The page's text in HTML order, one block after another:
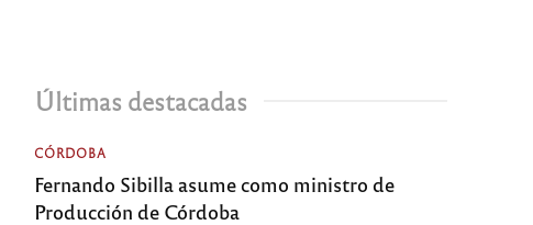
Últimas destacadas
CÓRDOBA
Fernando Sibilla asume como ministro de
Producción de Córdoba